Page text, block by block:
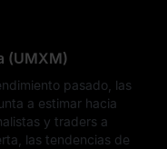
(UMXM)
pasado, las
a estimar hacia
y traders a
las tendencias de